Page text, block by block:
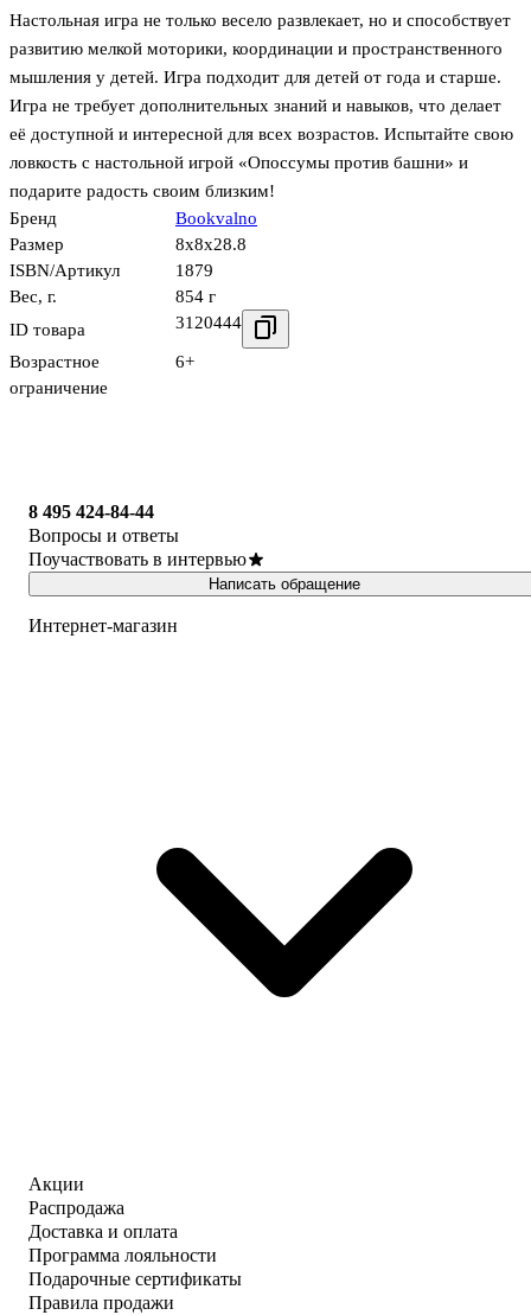
Настольная игра не только весело развлекает, но и способствует
развитию мелкой моторики, координации и пространственного
мышления у детей. Игра подходит для детей от года и старше.
Игра не требует дополнительных знаний и навыков, что делает
её доступной и интересной для всех возрастов. Испытайте свою
ловкость с настольной игрой «Опоссумы против башни» и
подарите радость своим близким!
Бренд
Bookvalno
Размер
8x8x28.8
ISBN/Артикул
1879
Вес, г.
854 г
ID товара
3120444
Возрастное
ограничение
6+
8 495 424-84-44
Вопросы и ответы
Поучаствовать в интервью
Написать обращение
Интернет-магазин
Акции
Распродажа
Доставка и оплата
Программа лояльности
Подарочные сертификаты
Правила продажи